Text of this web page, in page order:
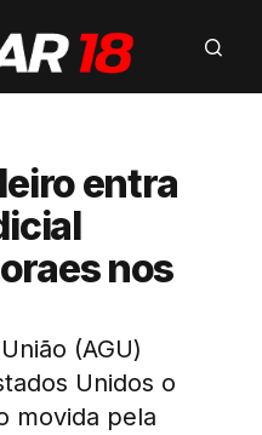
entra
nos
(AGU)
Unidos o
movida pela